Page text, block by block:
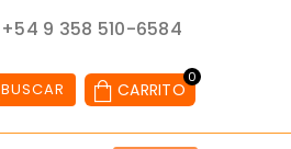
+54 9 358 510-6584
BUSCAR
0
CARRITO